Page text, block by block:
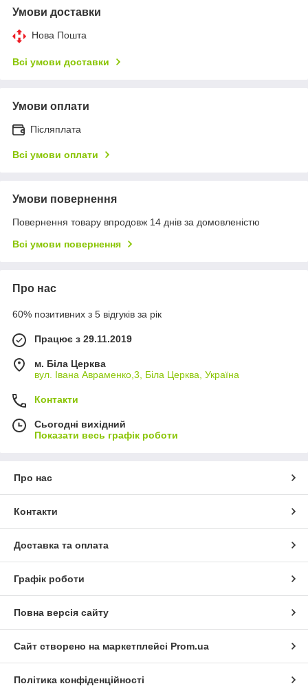
Умови доставки
Нова Пошта
Всі умови доставки
Умови оплати
Післяплата
Всі умови оплати
Умови повернення
Повернення товару впродовж 14 днів за домовленістю
Всі умови повернення
Про нас
60% позитивних з 5 відгуків за рік
Працює з 29.11.2019
м. Біла Церква
вул. Івана Авраменко,3, Біла Церква, Україна
Контакти
Сьогодні вихідний
Показати весь графік роботи
Про нас
Контакти
Доставка та оплата
Графік роботи
Повна версія сайту
Сайт створено на маркетплейсі Prom.ua
Політика конфіденційності